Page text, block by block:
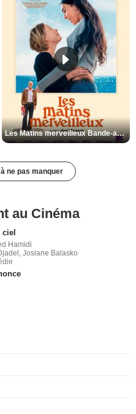
Les Matins merveilleux Bande-annonce VF
ne pas manquer
au Cinéma
Hamidi
Josiane Balasko